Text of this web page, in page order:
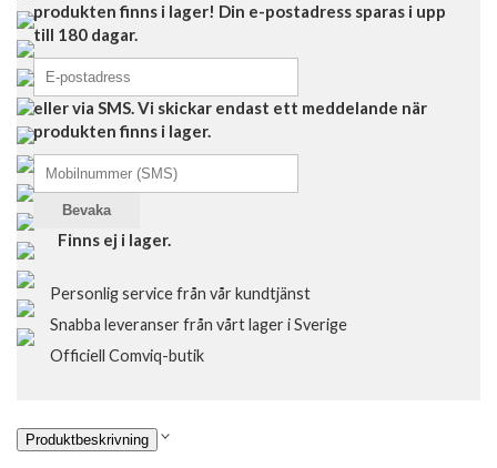
produkten finns i lager! Din e-postadress sparas i upp
till 180 dagar.
eller via SMS. Vi skickar endast ett meddelande när
produkten finns i lager.
Bevaka
Finns ej i lager.
Personlig service från vår kundtjänst
Snabba leveranser från vårt lager i Sverige
Officiell Comviq-butik
Produktbeskrivning